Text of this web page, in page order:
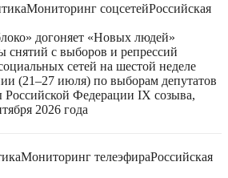
Мониторинг соцсетейРоссийская
догоняет «Новых людей»
снятий с выборов и репрессий
сетей на шестой неделе
(21–27 июля) по выборам депутатов
Российской Федерации IX созыва,
2026 года
Мониторинг телеэфираРоссийская